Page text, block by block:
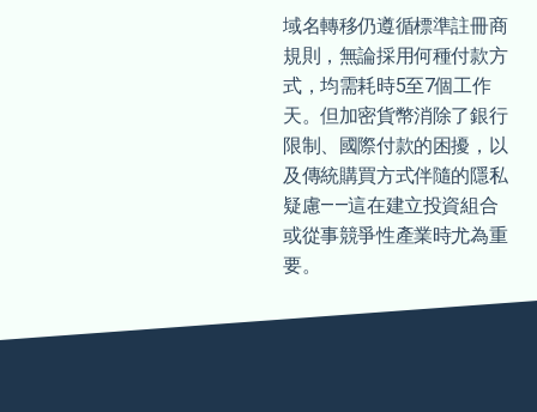
域名轉移仍遵循標準註冊商
規則，無論採用何種付款方
式，均需耗時5至7個工作
天。但加密貨幣消除了銀行
限制、國際付款的困擾，以
及傳統購買方式伴隨的隱私
疑慮——這在建立投資組合
或從事競爭性產業時尤為重
要。